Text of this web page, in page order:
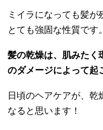
ミイラになっても髪
とても強固な性質です。
髪の乾燥は、肌みたく
のダメージによって起
日頃のヘアケアが、乾
なると思います！